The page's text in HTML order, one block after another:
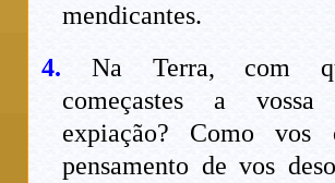
mendicantes.
4. Na Terra, com
começastes a
expiação? Como vos
pensamento de vos